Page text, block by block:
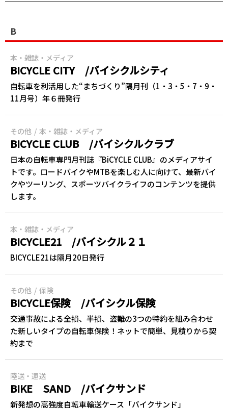
B
本・雑誌・メディア
BICYCLE CITY /バイシクルシティ
自転車を利活用した“まちづくり”隔月刊（1・3・5・7・9・
11月号）年６冊発行
その他 本・雑誌・メディア
BICYCLE CLUB /バイシクルクラブ
日本の自転車専門月刊誌『BiCYCLE CLUB』のメディアサイ
トです。ロードバイクやMTBを楽しむ人に向けて、最新バイ
クやツーリング、スポーツバイクライフのコンテンツを提供
します。
本・雑誌・メディア
BICYCLE21 /バイシクル２１
BICYCLE21は隔月20日発行
その他 保険
BICYCLE保険 /バイシクル保険
交通事故による全損、半損、盗難の3つの特約を組み合わせ
た新しいタイプの自転車保険！ネットで簡単、見積りから契
約まで
陸送・運送
BIKE SAND /バイクサンド
新発想の高強度自転車輸送ケース「バイクサンド」